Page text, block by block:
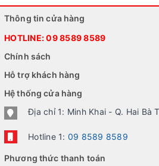
Thông tin cửa hàng
HOTLINE:09 8589 8589
Chính sách
Hỗ trợ khách hàng
Hệ thống cửa hàng
Địa chỉ 1: Minh Khai - Q. Hai Bà
Hotline 1: 09 8589 8589
Phương thức thanh toán